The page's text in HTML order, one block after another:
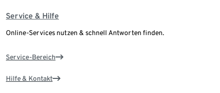
Service & Hilfe
Online-Services nutzen & schnell Antworten finden.
Service-Bereich
Hilfe & Kontakt